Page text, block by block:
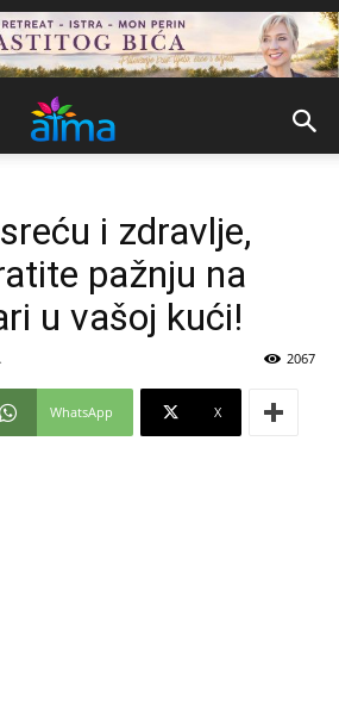
i zdravlje,
pažnju na
u vašoj kući!
2067
WhatsApp X